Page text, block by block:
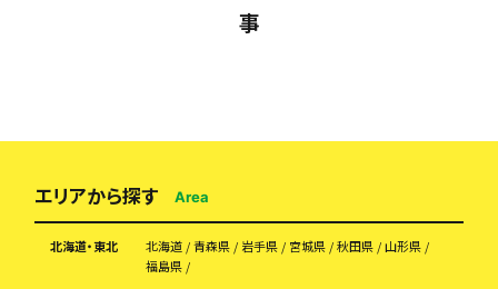
事
エリアから探す Area
北海道・東北 北海道 青森県 岩手県 宮城県 秋田県
山形県
福島県